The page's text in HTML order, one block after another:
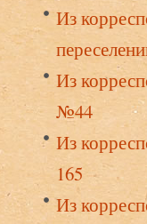
Из
Из
№44
Из
165
Из